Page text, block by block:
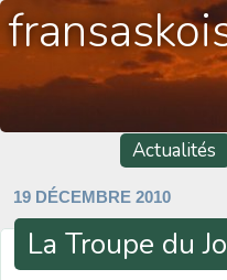
Actualités
19 DÉCEMBRE 2010
La Troupe du